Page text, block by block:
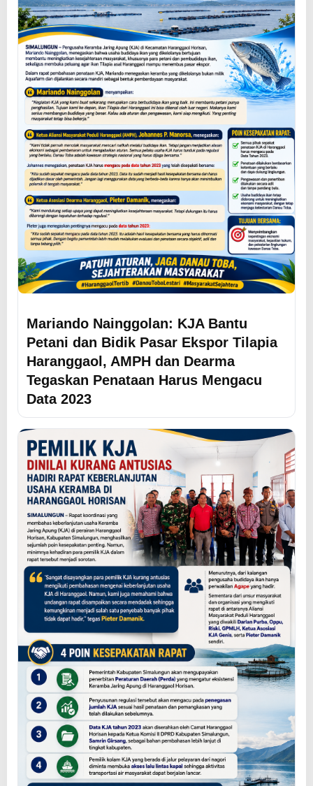
Mariando Nainggolan: KJA Bantu
Petani dan Bidik Pasar Ekspor Tilapia
Haranggaol, AMPH dan Dearma
Tegaskan Penataan Harus Mengacu
Data 2023